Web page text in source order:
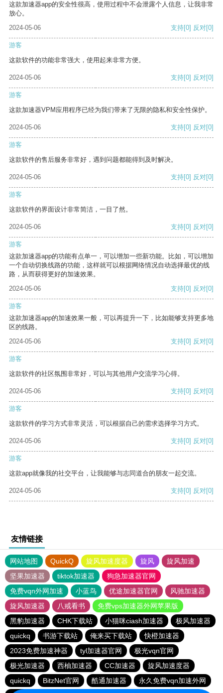
这款加速器app的安全性很高，使用过程中不会泄露个人信息，让我非常
放心。
2024-05-06
支持[0] 反对[0]
游客
这款软件的功能非常强大，使用起来非常方便。
2024-05-06 支持[0] 反对[0]
游客
这款加速器VPM应用程序已经为我们带来了无限的隐私和安全性保护。
2024-05-06 支持[0] 反对[0]
游客
这款软件的售后服务非常好，遇到问题都能得到及时解决。
2024-05-06 支持[0] 反对[0]
游客
这款软件的界面设计非常简洁，一目了然。
2024-05-06 支持[0] 反对[0]
游客
这款加速器app的功能有点单一，可以增加一些新功能。比如，可以增加
一个自动切换线路的功能，这样就可以根据网络情况自动选择最优的线
路，从而获得更好的加速效果。
2024-05-06
支持[0] 反对[0]
游客
这款加速器app的加速效果一般，可以再提升一下，比如能够支持更多地
区的线路。
2024-05-06
支持[0] 反对[0]
游客
这款软件的社区氛围非常好，可以与其他用户交流学习心得。
2024-05-06 支持[0] 反对[0]
游客
这款软件的学习方式非常灵活，可以根据自己的需求选择学习方式。
2024-05-06 支持[0] 反对[0]
游客
这款app就像我的社交平台，让我能够与志同道合的朋友一起交流。
2024-05-06 支持[0] 反对[0]
友情链接
网站地图 QuickQ 旋风加速度器 旋风
旋风加速
坚果加速器
tiktok加速器
狗急加速器官网
免费vqn外网加速
小蓝鸟 优途加速器官网
风驰加速器
旋风加速器
八戒看书
免费vps加速器外网苹果版
黑豹加速器
CHK下载站 小猫咪ciash加速器
极风加速器
quickq
书游下载站 俺来买下载站
快橙加速器
2023免费加速神器
tyl加速器官网
极光vqn官网
极光加速器
西柚加速器 CC加速器
旋风加速度器
quickq
BitzNet官网 酷通加速器
永久免费vqn加速外网